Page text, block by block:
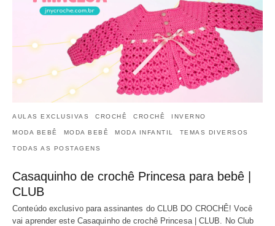
AULAS EXCLUSIVAS CROCHÊ CROCHÊ INVERNO
MODA BEBÊ MODA BEBÊ MODA INFANTIL TEMAS DIVERSOS
TODAS AS POSTAGENS
Casaquinho de crochê Princesa para bebê |
CLUB
Conteúdo exclusivo para assinantes do CLUB DO CROCHÊ! Você
vai aprender este Casaquinho de crochê Princesa | CLUB. No Club